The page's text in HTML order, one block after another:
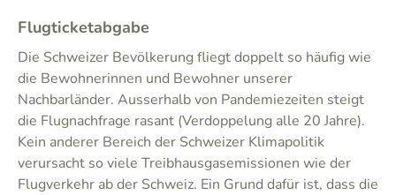
Flugticketabgabe
Die Schweizer Bevölkerung fliegt doppelt so häufig wie
die Bewohnerinnen und Bewohner unserer
Nachbarländer. Ausserhalb von Pandemiezeiten steigt
die Flugnachfrage rasant (Verdoppelung alle 20 Jahre).
Kein anderer Bereich der Schweizer Klimapolitik
verursacht so viele Treibhausgasemissionen wie der
Flugverkehr ab der Schweiz. Ein Grund dafür ist, dass die